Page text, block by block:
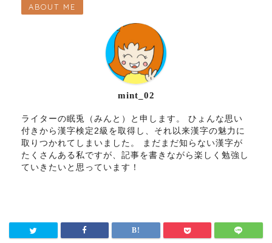
ABOUT ME
mint_02
ライターの眠兎（みんと）と申します。 ひょんな思い
付きから漢字検定2級を取得し、それ以来漢字の魅力に
取りつかれてしまいました。 まだまだ知らない漢字が
たくさんある私ですが、記事を書きながら楽しく勉強し
ていきたいと思っています！